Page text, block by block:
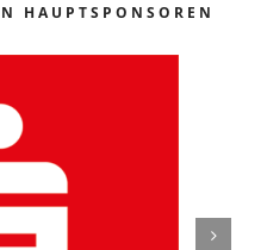
HAUPTSPONSOREN